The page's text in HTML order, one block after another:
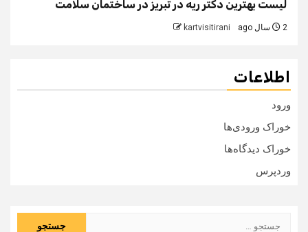
لیست بهترین دکتر ریه در تبریز در ساختمان سلامت
2 سال ago kartvisitirani
اطلاعات
ورود
خوراک ورودی‌ها
خوراک دیدگاه‌ها
وردپرس